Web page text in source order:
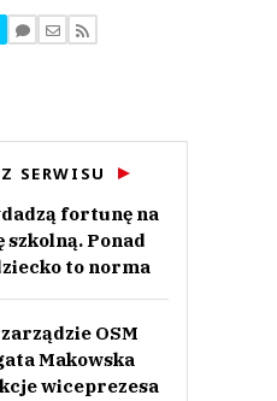
komentarzy
komentarze
SERWISU
fortunę na
Ponad
to norma
OSM
Makowska
wiceprezesa